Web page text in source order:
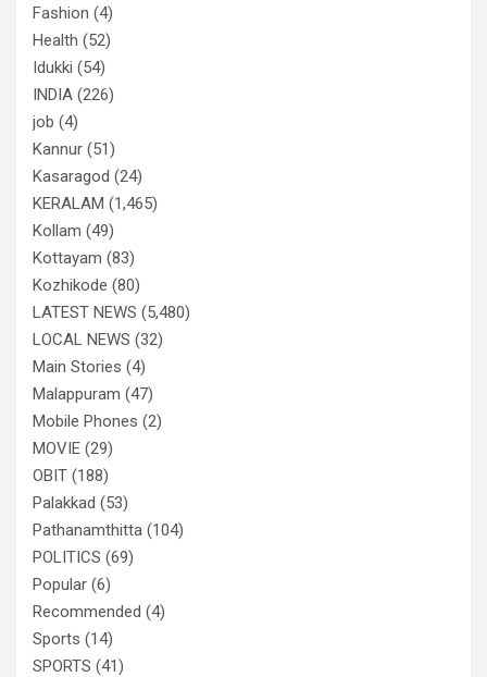
Fashion (4)
Health (52)
Idukki (54)
INDIA (226)
job (4)
Kannur (51)
Kasaragod (24)
KERALAM (1,465)
Kollam (49)
Kottayam (83)
Kozhikode (80)
LATEST NEWS (5,480)
LOCAL NEWS (32)
Main Stories (4)
Malappuram (47)
Mobile Phones (2)
MOVIE (29)
OBIT (188)
Palakkad (53)
Pathanamthitta (104)
POLITICS (69)
Popular (6)
Recommended (4)
Sports (14)
SPORTS (41)